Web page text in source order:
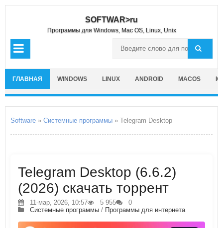
SOFTWAR>ru
Программы для Windows, Mac OS, Linux, Unix
ГЛАВНАЯ WINDOWS LINUX ANDROID MACOS
Software » Системные программы » Telegram Desktop
Telegram Desktop (6.6.2)
(2026) скачать торрент
11-мар, 2026, 10:57 5 955
0
Системные программы / Программы для интернета